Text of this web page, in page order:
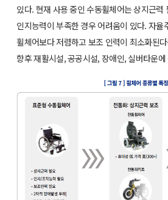
있다. 현재 사용 중인 수동휠체어는 상지근력
인지능력이 부족한 경우 어려움이 있다. 자율
휠체어보다 저렴하고 보조 인력이 최소화된
향후 재활시설, 공공시설, 장애인, 실버타운